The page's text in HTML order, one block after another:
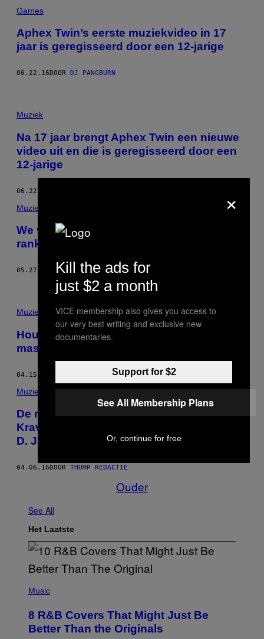
Games
Aphex Twin’s eerste muziekvideo in 17
jaar is geregisseerd door een 12-jarige
06.22.16 DOOR DJ PANGBURN
Muziek
Na 17 jaar brengt Aphex Twin een nieuwe
video uit en die is geregisseerd door een
12-jarige
06.22.16
Muziek
We vroegen experts de logo’s te
rankschikken van Aphex Twin tot Skrillex
05.27.16 DOOR JESS CARROLL
Muziek
Hou toch eens op met die verdomde
mashups
04.15.16 DAISY JONES
Muziek
De nieuwe release op het label van Nina
Kraviz bevat zowaar een track van Richard
D. James
04.06.16 DOOR THUMP REDACTIE
Ouder
See All
Het Laatste
P
T
O
B
Music
8 R&B Covers That Might Just Be
Better Than the Originals
×
Kill the ads for
just $2 a month
VICE membership also gives you access to
our very best writing and exclusive new
documentaries.
Support for $2
See All Membership Plans
Or, continue for free